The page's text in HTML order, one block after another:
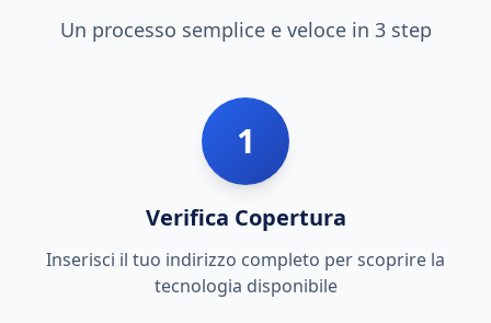
Un processo semplice e veloce in 3 step
1
Verifica Copertura
Inserisci il tuo indirizzo completo per scoprire la
tecnologia disponibile